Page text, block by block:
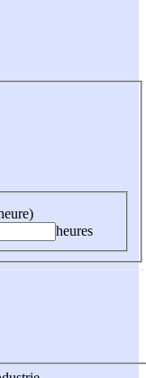
heures